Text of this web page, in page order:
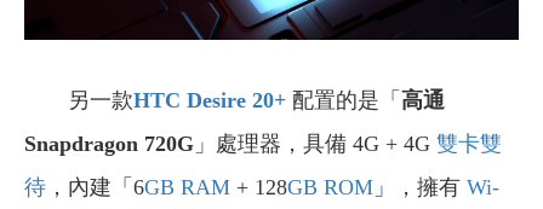
另一款HTC Desire 20+ 配置的是「 高通
Snapdragon 720G 」處理器，具備 4G + 4G 雙卡雙
待 ，內建「6GB RAM + 128GB ROM 」，擁有 Wi-